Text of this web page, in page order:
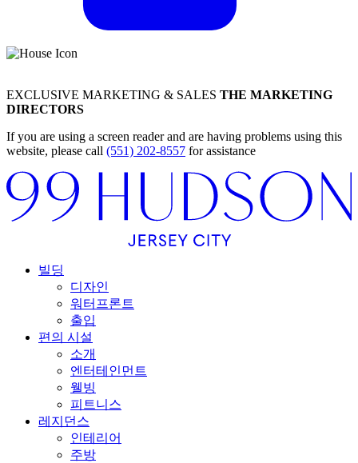
EXCLUSIVE MARKETING & SALES THE MARKETING
DIRECTORS
If you are using a screen reader and are having problems using this
website, please call (551) 202-8557 for assistance
빌딩
디자인
워터프론트
출입
편의 시설
소개
엔터테인먼트
웰빙
피트니스
레지던스
인테리어
주방